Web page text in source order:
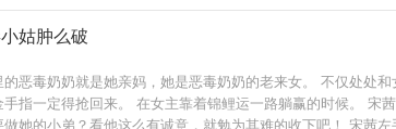
姑肿么破
恶毒奶奶就是她亲妈，她是恶毒奶奶的老来女。 不仅处处
指一定得抢回来。 在女主靠着锦鲤运一路躺赢的时候。
她的小弟？看他这么有诚意，就勉为其难的收下吧！ 宋茜